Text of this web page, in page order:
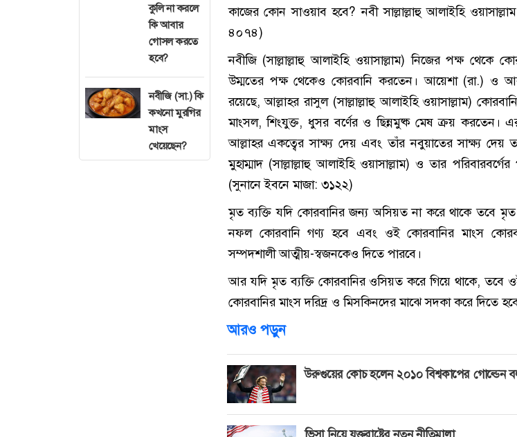
কুলি না করলে
কি আবার
গোসল করতে
হবে?
নবীজি (সা.) কি
কখনো মুরগির
মাংস
খেয়েছেন?
কাজের কোন সাওয়াব হবে? নবী সাল্লাল্লাহু আলাইহি
৪০৭৪)
নবীজি (সাল্লাল্লাহু আলাইহি ওয়াসাল্লাম) নিজের পক্ষ থেকে
উম্মতের পক্ষ থেকেও কোরবানি করতেন। আয়েশা (রা.) ও আবু
রয়েছে, আল্লাহর রাসুল (সাল্লাল্লাহু আলাইহি ওয়াসাল্লাম)
মাংসল, শিংযুক্ত, ধুসর বর্ণের ও ছিন্নমুষ্ক মেষ ক্রয় করতেন।
আল্লাহর একত্বের সাক্ষ্য দেয় এবং তাঁর নবুয়াতের সাক্ষ্য
মুহাম্মাদ (সাল্লাল্লাহু আলাইহি ওয়াসাল্লাম) ও তার
(সুনানে ইবনে মাজা: ৩১২২)
মৃত ব্যক্তি যদি কোরবানির জন্য অসিয়ত না করে থাকে তবে মৃত
নফল কোরবানি গণ্য হবে এবং ওই কোরবানির মাংস
সম্পদশালী আত্মীয়-স্বজনকেও দিতে পারবে।
আর যদি মৃত ব্যক্তি কোরবানির ওসিয়ত করে গিয়ে থাকে, তবে
কোরবানির মাংস দরিদ্র ও মিসকিনদের মাঝে সদকা করে দিতে
আরও পড়ুন
উরুগুয়ের কোচ হলেন ২০১০ বিশ্বকাপের গোল্ডেন